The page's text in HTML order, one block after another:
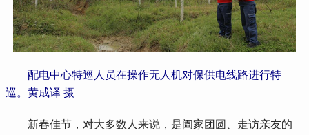
配电中心特巡人员在操作无人机对保供电线路进行特
巡。黄成译 摄
新春佳节，对大多数人来说，是阖家团圆、走访亲友的